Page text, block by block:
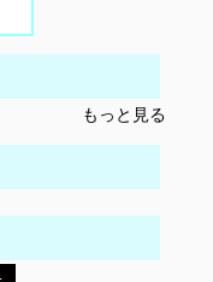
もっと見る